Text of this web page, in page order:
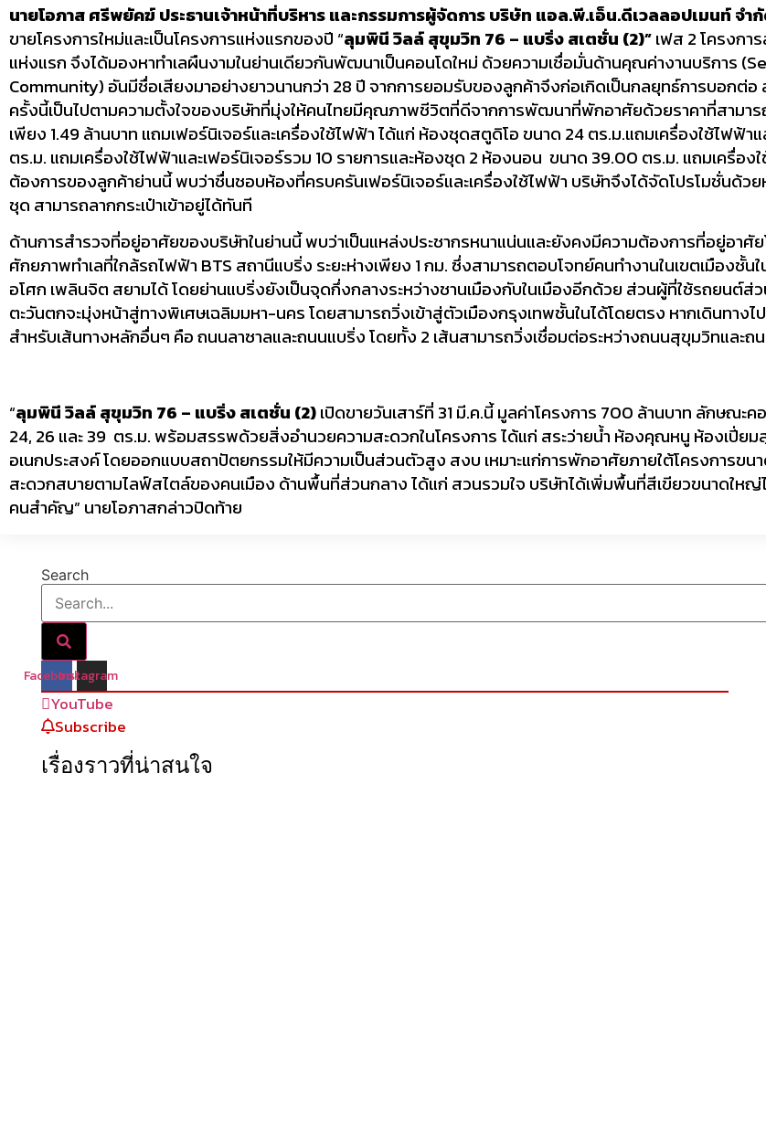
นายโอภาส ศรีพยัคฆ์ ประธานเจ้าหน้าที่บริหาร และกรรมการผู้จัดการ บริษัท แอล.พี.เอ็น.ดีเวลลอปเมนท์ จำ
ขายโครงการใหม่และเป็นโครงการแห่งแรกของปี “ลุมพินี วิลล์ สุขุมวิท 76 – แบริ่ง สเตชั่น (2)”เฟส 2 โครงกา
แห่งแรก จึงได้มองหาทำเลผืนงามในย่านเดียวกันพัฒนาเป็นคอนโดใหม่ ด้วยความเชื่อมั่นด้านคุณค่างานบริการ
Community) อันมีชื่อเสียงมาอย่างยาวนานกว่า 28 ปี จากการยอมรับของลูกค้าจึงก่อเกิดเป็นกลยุทธ์การบอก
ครั้งนี้เป็นไปตามความตั้งใจของบริษัทที่มุ่งให้คนไทยมีคุณภาพชีวิตที่ดีจากการพัฒนาที่พักอาศัยด้วยราคาที่สามาร
เพียง 1.49 ล้านบาท แถมเฟอร์นิเจอร์และเครื่องใช้ไฟฟ้า ได้แก่ ห้องชุดสตูดิโอ ขนาด 24 ตร.ม.แถมเครื่องใช้ไฟฟ้
ตร.ม. แถมเครื่องใช้ไฟฟ้าและเฟอร์นิเจอร์รวม 10 รายการและห้องชุด 2 ห้องนอน ขนาด 39.00 ตร.ม. แถมเครื่อง
ต้องการของลูกค้าย่านนี้ พบว่าชื่นชอบห้องที่ครบครันเฟอร์นิเจอร์และเครื่องใช้ไฟฟ้า บริษัทจึงได้จัดโปรโมชั่นด้ว
ชุด สามารถลากกระเป๋าเข้าอยู่ได้ทันที
ด้านการสำรวจที่อยู่อาศัยของบริษัทในย่านนี้ พบว่าเป็นแหล่งประชากรหนาแน่นและยังคงมีความต้องการที่อยู่อาศั
ศักยภาพทำเลที่ใกล้รถไฟฟ้า BTS สถานีแบริ่ง ระยะห่างเพียง 1 กม. ซึ่งสามารถตอบโจทย์คนทำงานในเขตเมืองชั้
อโศก เพลินจิต สยามได้ โดยย่านแบริ่งยังเป็นจุดกึ่งกลางระหว่างชานเมืองกับในเมืองอีกด้วย ส่วนผู้ที่ใช้รถยนต์
ตะวันตกจะมุ่งหน้าสู่ทางพิเศษเฉลิมมหา-นคร โดยสามารถวิ่งเข้าสู่ตัวเมืองกรุงเทพชั้นในได้โดยตรง หากเดินท
สำหรับเส้นทางหลักอื่นๆ คือ ถนนลาซาลและถนนแบริ่ง โดยทั้ง 2 เส้นสามารถวิ่งเชื่อมต่อระหว่างถนนสุขุมวิทและ
“ลุมพินี วิลล์ สุขุมวิท 76 – แบริ่ง สเตชั่น (2)เปิดขายวันเสาร์ที่ 31 มี.ค.นี้ มูลค่าโครงการ 700 ล้านบาท ลักษณะ
24, 26 และ 39 ตร.ม. พร้อมสรรพด้วยสิ่งอำนวยความสะดวกในโครงการ ได้แก่ สระว่ายน้ำ ห้องคุณหนู ห้องเปี่ย
อเนกประสงค์ โดยออกแบบสถาปัตยกรรมให้มีความเป็นส่วนตัวสูง สงบ เหมาะแก่การพักอาศัยภายใต้โครงการข
สะดวกสบายตามไลฟ์สไตล์ของคนเมือง ด้านพื้นที่ส่วนกลาง ได้แก่ สวนรวมใจ บริษัทได้เพิ่มพื้นที่สีเขียวขนาดใหญ่
คนสำคัญ” นายโอภาสกล่าวปิดท้าย
Search
FacebookInstagram
YouTube
Subscribe
เรื่องราวที่น่าสนใจ